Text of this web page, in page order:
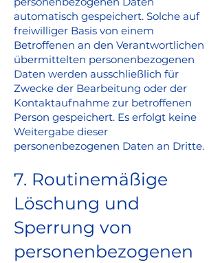
automatisch gespeichert. Solche auf
freiwilliger Basis von einem
Betroffenen an den Verantwortlichen
übermittelten personenbezogenen
Daten werden ausschließlich für
Zwecke der Bearbeitung oder der
Kontaktaufnahme zur betroffenen
Person gespeichert. Es erfolgt keine
Weitergabe dieser
personenbezogenen Daten an Dritte.
7. Routinemäßige
Löschung und
Sperrung von
personenbezogenen